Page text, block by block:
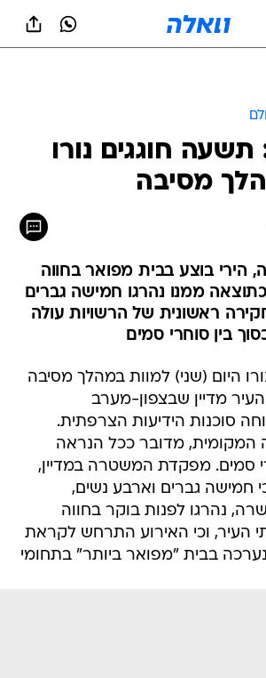
תשעה חוגגים נורו
מסיבה
בוצע בבית מפואר בחווה
ממנו נהרגו חמישה גברים
ראשונית של הרשויות עולה
בין סוחרי סמים
היום (שני) למוות במהלך מסיבה
מדיין שבצפון-מערב
סוכנות הידיעות הצרפתית.
מדובר ככל הנראה
סמים. מפקדת המשטרה במדיין,
חמישה גברים וארבע נשים,
נהרגו לפנות בוקר בחווה
העיר, וכי האירוע התרחש לקראת
בבית "מפואר ביותר" בתחומי